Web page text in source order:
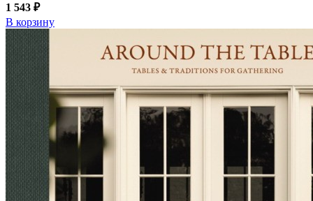
1 543 ₽
В корзину